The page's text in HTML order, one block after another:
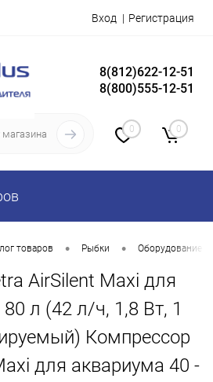
Вход Регистрация
8(812)622-12-51
8(800)555-12-51
0 0
товаров • Рыбки • Оборудование
AirSilent Maxi для
л (42 л/ч, 1,8 Вт, 1
Компрессор
для аквариума 40 -